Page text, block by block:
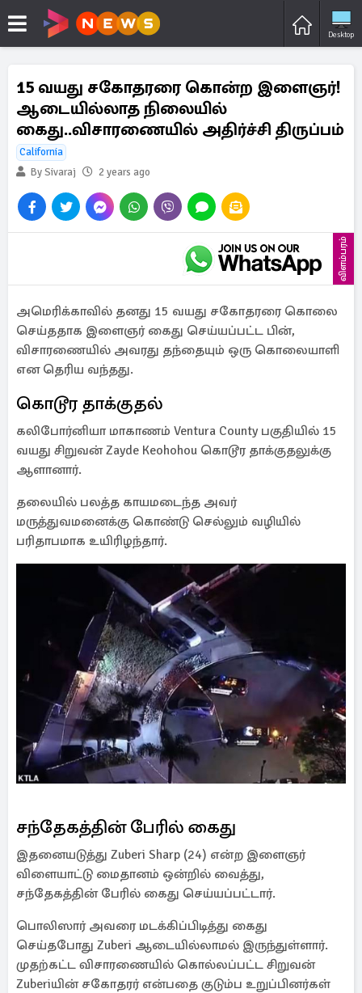
Desktop
15 வயது சகோதரரை கொன்ற இளைஞர்!
ஆடையில்லாத நிலையில்
கைது..விசாரணையில் அதிர்ச்சி திருப்பம்
California
By Sivaraj
2 years ago
விளம்பரம்
அமெரிக்காவில் தனது 15 வயது சகோதரரை கொலை
செய்ததாக இளைஞர் கைது செய்யப்பட்ட பின்,
விசாரணையில் அவரது தந்தையும் ஒரு கொலையாளி
என தெரிய வந்தது.
கொடூர தாக்குதல்
கலிபோர்னியா மாகாணம் Ventura County பகுதியில் 15
வயது சிறுவன் Zayde Keohohou கொடூர தாக்குதலுக்கு
ஆளானார்.
தலையில் பலத்த காயமடைந்த அவர்
மருத்துவமனைக்கு கொண்டு செல்லும் வழியில்
பரிதாபமாக உயிரிழந்தார்.
சந்தேகத்தின் பேரில் கைது
இதனையடுத்து Zuberi Sharp (24) என்ற இளைஞர்
விளையாட்டு மைதானம் ஒன்றில் வைத்து,
சந்தேகத்தின் பேரில் கைது செய்யப்பட்டார்.
பொலிஸார் அவரை மடக்கிப்பிடித்து கைது
செய்தபோது Zuberi ஆடையில்லாமல் இருந்துள்ளார்.
முதற்கட்ட விசாரணையில் கொல்லப்பட்ட சிறுவன்
Zuberiயின் சகோதரர் என்பதை குடும்ப உறுப்பினர்கள்